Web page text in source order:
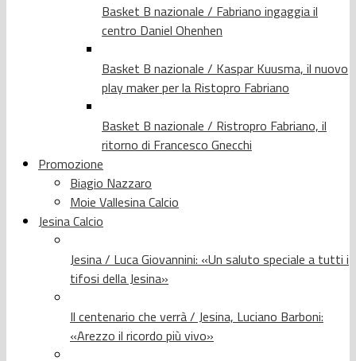
Basket B nazionale / Fabriano ingaggia il
centro Daniel Ohenhen
Basket B nazionale / Kaspar Kuusma, il nuovo
play maker per la Ristopro Fabriano
Basket B nazionale / Ristropro Fabriano, il
ritorno di Francesco Gnecchi
Promozione
Biagio Nazzaro
Moie Vallesina Calcio
Jesina Calcio
Jesina / Luca Giovannini: «Un saluto speciale a tutti i
tifosi della Jesina»
Il centenario che verrà / Jesina, Luciano Barboni:
«Arezzo il ricordo più vivo»